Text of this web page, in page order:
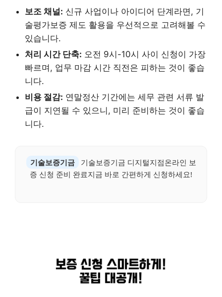
보조 채널: 신규 사업이나 아이디어 단계라면, 기
술평가보증 제도 활용을 우선적으로 고려해볼 수
있습니다.
처리 시간 단축: 오전 9시-10시 사이 신청이 가장
빠르며, 업무 마감 시간 직전은 피하는 것이 좋습
니다.
비용 절감: 연말정산 기간에는 세무 관련 서류 발
급이 지연될 수 있으니, 미리 준비하는 것이 좋습
니다.
기술보증기금
기술보증기금 디지털지점온라인 보
증 신청 준비 완료지금 바로 간편하게 신청하세요!